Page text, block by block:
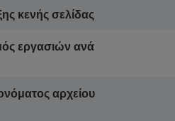
κενής σελίδας
εργασιών ανά
αρχείου